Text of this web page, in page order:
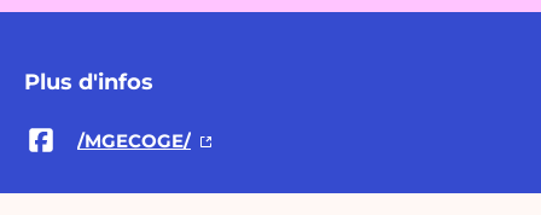
Plus d'infos
/MGECOGE/